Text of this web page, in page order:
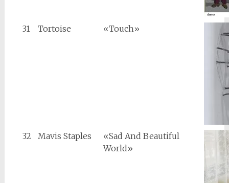
31 Tortoise «Touch»
32 Mavis Staples
«Sad And Beautiful
World»